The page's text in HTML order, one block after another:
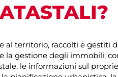
territorio, raccolti e gestiti
gestione degli immobili,
le informazioni sul